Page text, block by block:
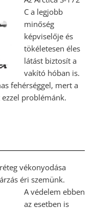
C a legjobb
minőség
képviselője és
tökéletesen éles
látást biztosít a
vakító hóban is.
fehérséggel, mert a
problémánk.
vékonyodása
éri szemünk.
A védelem ebben
az esetben is